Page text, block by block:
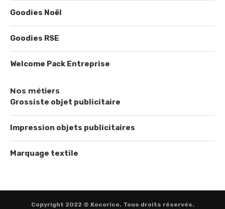
Goodies Noël
Goodies RSE
Welcome Pack Entreprise
Nos métiers
Grossiste objet publicitaire
Impression objets publicitaires
Marquage textile
Copyright 2022 © Kocorico. Tous droits réservés.